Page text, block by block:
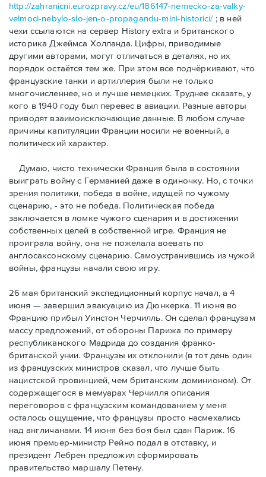
http://zahranicni.eurozpravy.cz/eu/186147-nemecko-za-valky-
velmoci-nebylo-slo-jen-o-propagandu-mini-historici/; в ней
чехи ссылаются на сервер History extra и британского
историка Джеймса Холланда. Цифры, привoдимые
другими авторами, могут отличаться в деталях, но их
порядок остаётся тем же. При этом все подчёркивают, что
французские танки и артиллерия были не только
многочисленнее, но и лучше немецких. Труднее сказать, у
кого в 1940 году был перевес в авиации. Разные авторы
приводят взаимоисключающие данные. В любом случае
причины капитуляции Франции носили не военный, а
политический характер.
Думаю, чисто технически Франция была в состоянии
выиграть войну с Германией даже в одиночку. Но, с точки
зрения политики, победа в войне, идущей по чужому
сценарию, - это не победа. Политическая победа
заключается в ломке чужого сценария и в достижении
собственных целей в собственной игре. Франция не
проиграла войну, она не пожелала воевать по
англосаксонскому сценарию. Самоустранившись из чужой
войны, французы начали свою игру.
26 мая британский экспедиционный корпус начал, а 4
июня — завершил эвакуацию из Дюнкерка. 11 июня во
Францию прибыл Уинстон Черчилль. Он сделал французам
массу предложений, от обороны Парижа по примеру
республиканского Мадрида до создания франко-
британской унии. Французы их отклонили (в тот день один
из французских министров сказал, что лучше быть
нацистской провинцией, чем британским доминионом). От
содержащегося в мемуарах Черчилля описания
переговоров с французским командованием у меня
осталось ощущение, что французы просто насмехались
над англичанами. 14 июня без боя был сдан Париж. 16
июня премьер-министр Рейно подал в отставку, и
президент Лебрен предложил сформировать
правительство маршалу Петену.